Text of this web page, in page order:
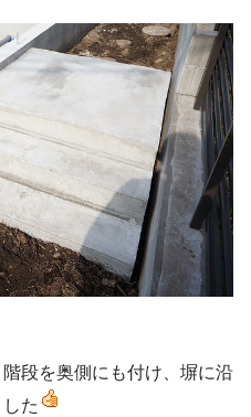
段を奥側にも付け、塀に沿
た